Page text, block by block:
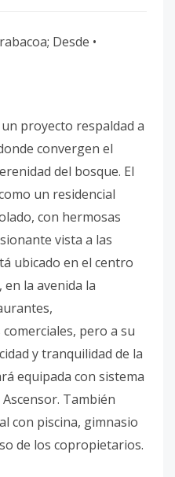
Desde •
proyecto respaldad a
convergen el
del bosque. El
un residencial
con hermosas
vista a las
ubicado en el centro
en la avenida la
pero a su
y tranquilidad de la
equipada con sistema
También
con piscina, gimnasio
de los copropietarios.